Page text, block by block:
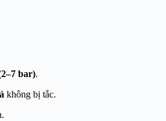
bar).
không bị tắc.